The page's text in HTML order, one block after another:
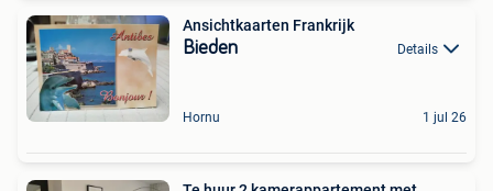
Ansichtkaarten Frankrijk
Bieden Details
Hornu 1 jul 26